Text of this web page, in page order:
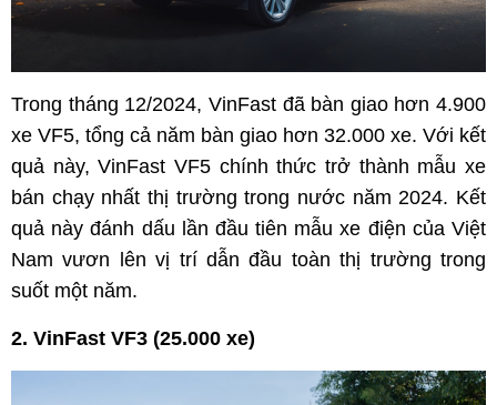
Trong tháng 12/2024, VinFast đã bàn giao hơn 4.900
xe VF5, tổng cả năm bàn giao hơn 32.000 xe. Với kết
quả này, VinFast VF5 chính thức trở thành mẫu xe
bán chạy nhất thị trường trong nước năm 2024. Kết
quả này đánh dấu lần đầu tiên mẫu xe điện của Việt
Nam vươn lên vị trí dẫn đầu toàn thị trường trong
suốt một năm.
2. VinFast VF3 (25.000 xe)